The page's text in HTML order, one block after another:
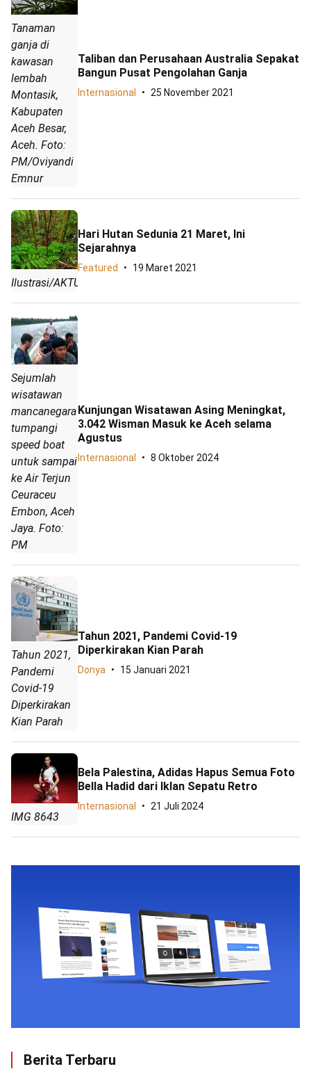
Tanaman
ganja di
kawasan
lembah
Montasik,
Kabupaten
Aceh Besar,
Aceh. Foto:
PM/Oviyandi
Emnur
Taliban dan Perusahaan Australia Sepakat
Bangun Pusat Pengolahan Ganja
Internasional 25 November 2021
Ilustrasi/AKTUAL
Hari Hutan Sedunia 21 Maret, Ini
Sejarahnya
Featured 19 Maret 2021
Sejumlah
wisatawan
mancanegara
tumpangi
speed boat
untuk sampai
ke Air Terjun
Ceuraceu
Embon, Aceh
Jaya. Foto:
PM
Kunjungan Wisatawan Asing Meningkat,
3.042 Wisman Masuk ke Aceh selama
Agustus
Internasional 8 Oktober 2024
Tahun 2021,
Pandemi
Covid-19
Diperkirakan
Kian Parah
Tahun 2021, Pandemi Covid-19
Diperkirakan Kian Parah
Donya 15 Januari 2021
IMG 8643
Bela Palestina, Adidas Hapus Semua Foto
Bella Hadid dari Iklan Sepatu Retro
Internasional 21 Juli 2024
Berita Terbaru